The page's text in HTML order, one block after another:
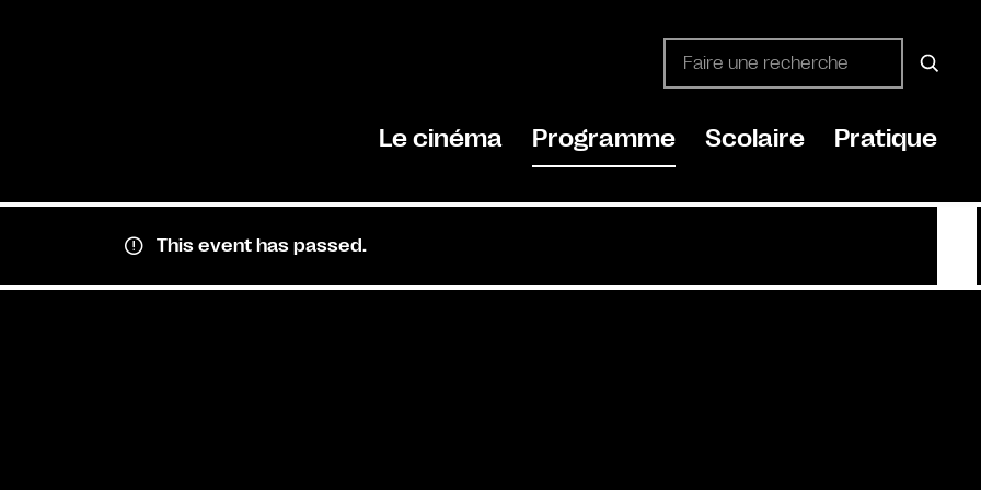
Le cinéma Programme Scolaire Pratique
This event has passed.